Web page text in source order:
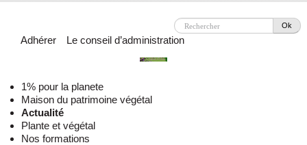
Ok
Adhérer Le conseil d’administration
1% pour la planete
Maison du patrimoine végétal
Actualité
Plante et végétal
Nos formations